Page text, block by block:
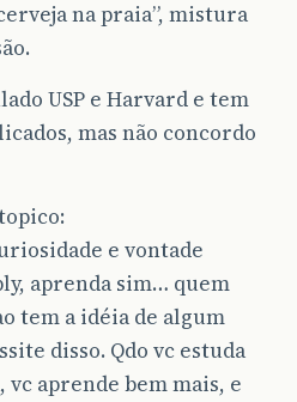
na praia”, mistura
USP e Harvard e tem
mas não concordo
e vontade
aprenda sim… quem
tem a idéia de algum
disso. Qdo vc estuda
vc aprende bem mais, e